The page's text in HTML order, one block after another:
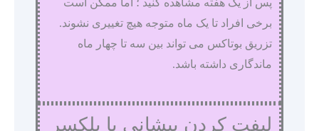
پس از یک هفته مشاهده کنید ؛ اما ممکن است
برخی افراد تا یک ماه متوجه هیچ تغییری نشوند.
تزریق بوتاکس می تواند بین سه تا چهار ماه
ماندگاری داشته باشد.
لیفت کردن پیشانی با پلکسر